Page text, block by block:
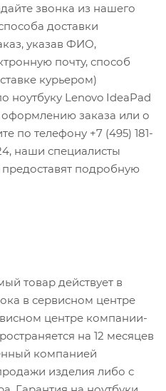
звонка из нашего
доставки
указав ФИО,
почту, способ
курьером)
ноутбуку Lenovo IdeaPad
оформлению заказа или о
по телефону +7 (495) 181-
наши специалисты
предоставят подробную
товар действует в
в сервисном центре
центре компании-
на 12 месяцев
компанией
изделия либо с